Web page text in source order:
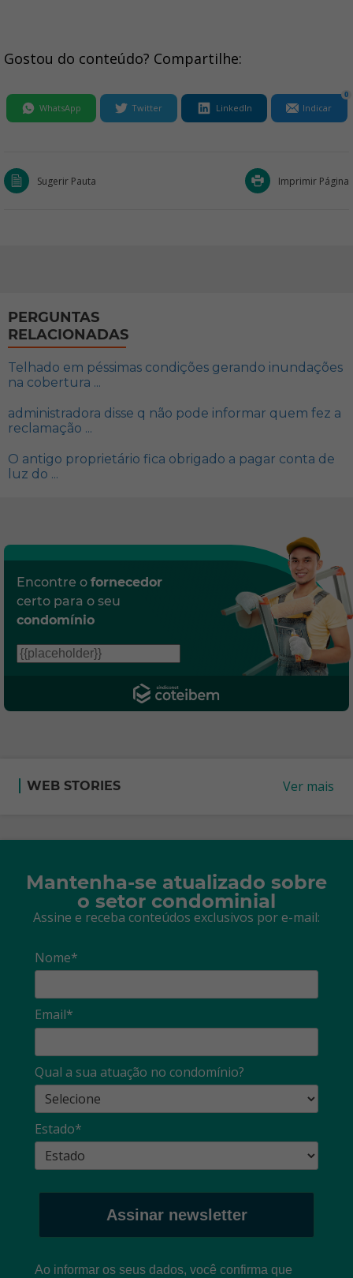
Gostou do conteúdo? Compartilhe:
WhatsApp Twitter LinkedIn Indicar
0
Sugerir Pauta Imprimir Página
PERGUNTAS
RELACIONADAS
Telhado em péssimas condições gerando inundações
na cobertura ...
administradora disse q não pode informar quem fez a
reclamação ...
O antigo proprietário fica obrigado a pagar conta de
luz do ...
Encontre o fornecedor
certo para o seu
condomínio
WEB STORIES Ver mais
Mantenha-se atualizado sobre
o setor condominial
Assine e receba conteúdos exclusivos por e-mail:
Nome*
Email*
Qual a sua atuação no condomínio?
Estado*
Assinar newsletter
Ao informar os seus dados, você confirma que